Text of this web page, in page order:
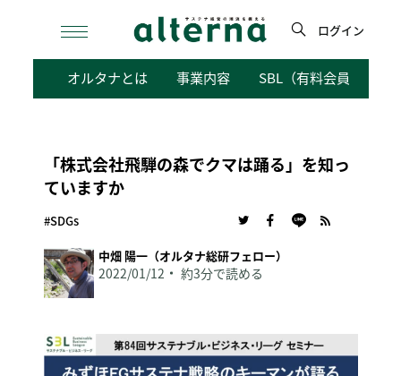
検
ログイン
オルタナとは 事業内容 SBL（有料会員向けサ
「株式会社飛騨の森でクマは踊る」を知っ
ていますか
#SDGs
中畑 陽一（オルタナ総研フェロー）
2022/01/12 約3分で読める